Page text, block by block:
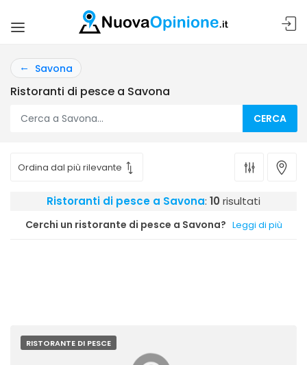
Savona
Ristoranti di pesce a Savona
CERCA
Ristoranti di pesce a Savona: 10 risultati
Cerchi un ristorante di pesce a Savona? Leggi di più
RISTORANTE DI PESCE